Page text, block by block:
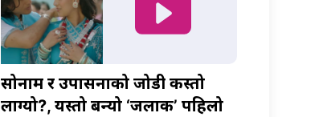
सोनाम र उपासनाको जोडी कस्तो
लाग्यो?, यस्तो बन्यो ‘जलाकी’ पहिलो